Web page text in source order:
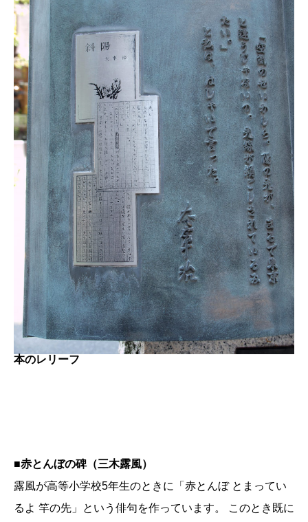
本のレリーフ
■赤とんぼの碑（三木露風）
露風が高等小学校5年生のときに「赤とんぼ とまってい
るよ 竿の先」という俳句を作っています。 このとき既に